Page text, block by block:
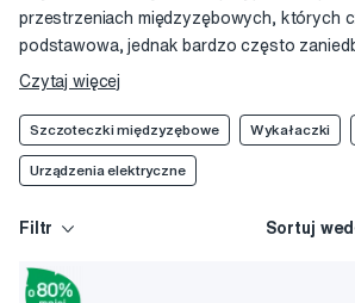
przestrzeniach międzyzębowych, których
podstawowa, jednak bardzo często
codziennej hygieny jamy ustnej? Żadna
wyczyścić przestrzenie międzyzębowe od
płytki nazębnej. Do tego służą szczoteczki
dentystyczne, wykałaczki i urządzenia
czyszczenia przestrzeni międzyzębowych
100% czystości jamy ustnej.
Czytaj więcej
Szczoteczki międzyzębowe Wykałaczki
Urządzenia elektryczne
Filtr Sortuj